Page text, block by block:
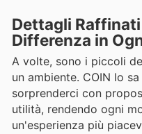
Dettagli
Differenza in
A volte, sono i piccoli
un ambiente. COIN lo
sorprenderci con
utilità, rendendo ogni
un'esperienza più